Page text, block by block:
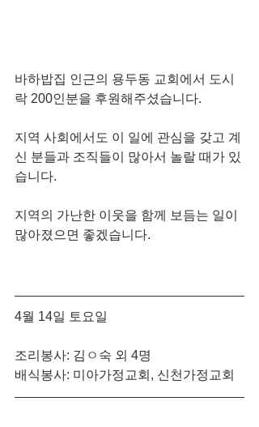
바하밥집 인근의 용두동 교회에서 도시
락 200인분을 후원해주셨습니다.
지역 사회에서도 이 일에 관심을 갖고 계
신 분들과 조직들이 많아서 놀랄 때가 있
습니다.
지역의 가난한 이웃을 함께 보듬는 일이
많아졌으면 좋겠습니다.
4월 14일 토요일
조리봉사: 김ㅇ숙 외 4명
배식봉사: 미아가정교회, 신천가정교회